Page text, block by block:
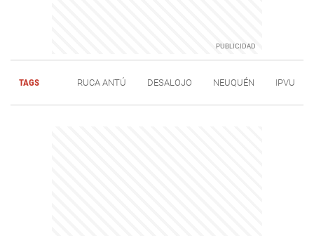
TAGS RUCA ANTÚ DESALOJO NEUQUÉN IPVU